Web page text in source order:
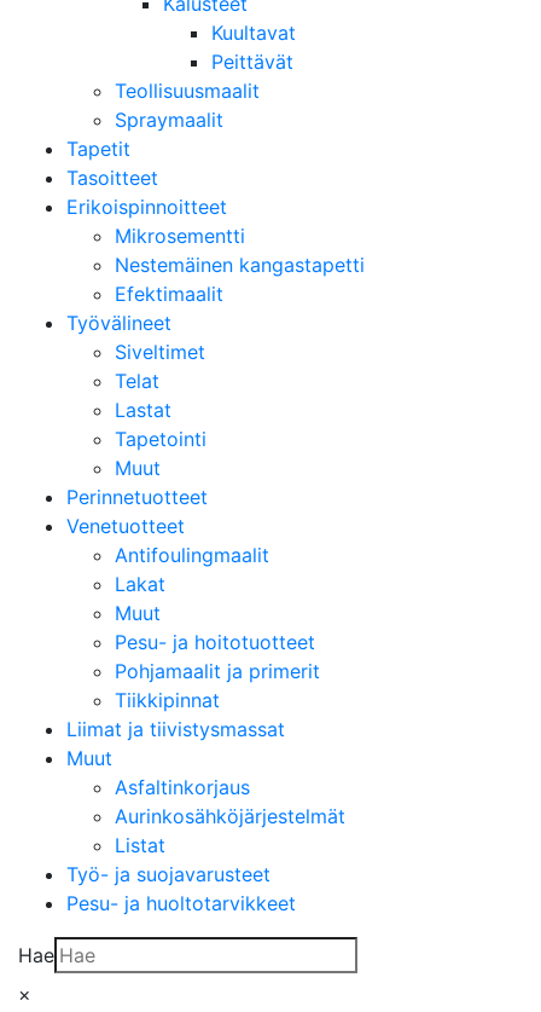
Kuultavat
Peittävät
Teollisuusmaalit
Spraymaalit
Tapetit
Tasoitteet
Erikoispinnoitteet
Mikrosementti
Nestemäinen kangastapetti
Efektimaalit
Työvälineet
Siveltimet
Telat
Lastat
Tapetointi
Muut
Perinnetuotteet
Venetuotteet
Antifoulingmaalit
Lakat
Muut
Pesu- ja hoitotuotteet
Pohjamaalit ja primerit
Tiikkipinnat
Liimat ja tiivistysmassat
Muut
Asfaltinkorjaus
Aurinkosähköjärjestelmät
Listat
Työ- ja suojavarusteet
Pesu- ja huoltotarvikkeet
Hae
×